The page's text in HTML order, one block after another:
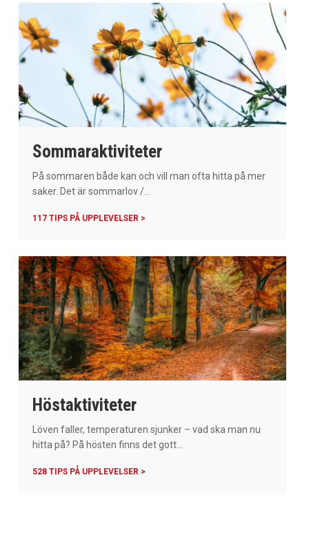
Sommaraktiviteter
På sommaren både kan och vill man ofta hitta på mer
saker. Det är sommarlov /...
117 TIPS PÅ UPPLEVELSER >
Höstaktiviteter
Löven faller, temperaturen sjunker – vad ska man nu
hitta på? På hösten finns det gott...
528 TIPS PÅ UPPLEVELSER >